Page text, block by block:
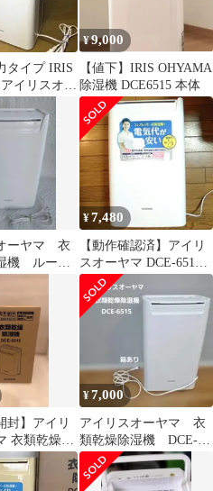
タイプ IRIS
イリスオー
燥除湿機
¥9,000
【値下】IRIS OHYAMA
除湿機 DCE6515 本体
ーヤマ 衣
機 ルーバ
21年製
¥7,480
【動作確認済】アイリ
スオーヤマ DCE-6515
2023年 衣類乾燥除湿機
封】アイリ
衣類乾燥除
¥7,000
アイリスオーヤマ 衣
類乾燥除湿機 DCE-
6515 2024年製